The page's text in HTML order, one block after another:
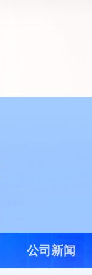
公司新闻